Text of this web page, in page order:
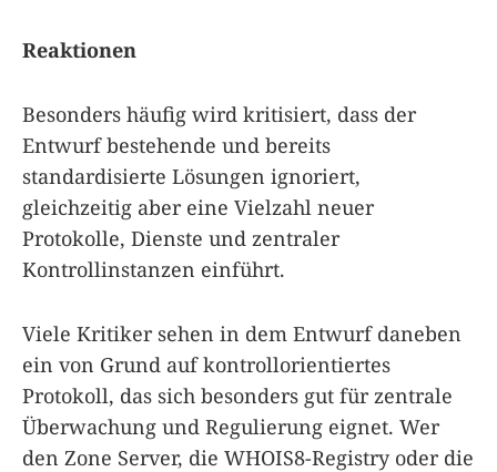
Reaktionen
Besonders häufig wird kritisiert, dass der
Entwurf bestehende und bereits
standardisierte Lösungen ignoriert,
gleichzeitig aber eine Vielzahl neuer
Protokolle, Dienste und zentraler
Kontrollinstanzen einführt.
Viele Kritiker sehen in dem Entwurf daneben
ein von Grund auf kontrollorientiertes
Protokoll, das sich besonders gut für zentrale
Überwachung und Regulierung eignet. Wer
den Zone Server, die WHOIS8-Registry oder die